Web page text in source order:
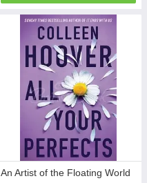
An Artist of the Floating World